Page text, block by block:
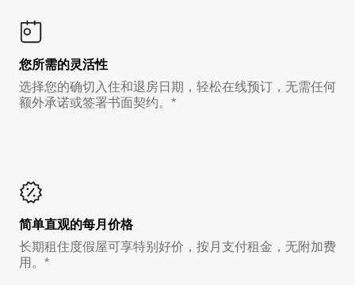
您所需的灵活性
选择您的确切入住和退房日期，轻松在线预订，无需任何
额外承诺或签署书面契约。*
简单直观的每月价格
长期租住度假屋可享特别好价，按月支付租金，无附加费
用。*